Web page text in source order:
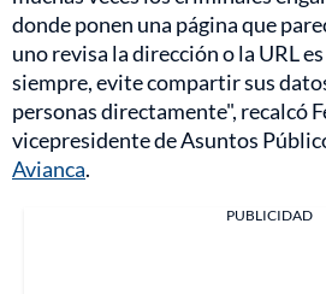
donde ponen una página que
uno revisa la dirección o la URL
siempre, evite compartir sus
personas directamente", recalcó
vicepresidente de Asuntos
Avianca.
PUBLICIDAD